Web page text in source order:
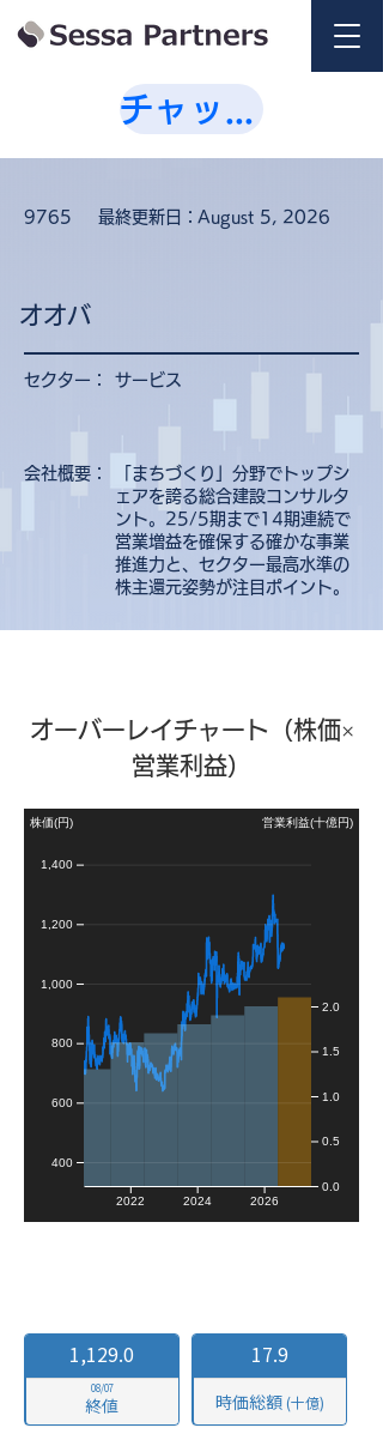
9765 最終更新日： August 5, 2026
オオバ
セクター： サービス
会社概要：
「まちづくり」分野でトップシ
ェアを誇る総合建設コンサルタ
ント。25/5期まで14期連続で
営業増益を確保する確かな事業
推進力と、セクター最高水準の
株主還元姿勢が注目ポイント。
オーバーレイチャート（株価×
営業利益）